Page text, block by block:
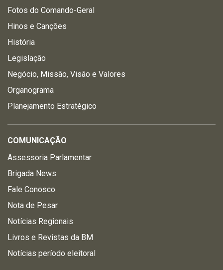
Fotos do Comando-Geral
Hinos e Canções
História
Legislação
Negócio, Missão, Visão e Valores
Organograma
Planejamento Estratégico
COMUNICAÇÃO
Assessoria Parlamentar
Brigada News
Fale Conosco
Nota de Pesar
Notícias Regionais
Livros e Revistas da BM
Notícias período eleitoral